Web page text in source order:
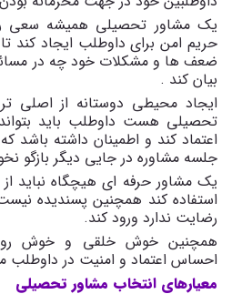
یک مشاور تحصیلی همیشه سعی
حریم امن برای داوطلب ایجاد کند
ضعف ها و مشکلات خود چه در
بیان کند .
ایجاد محیطی دوستانه از اصلی
تحصیلی هست داوطلب باید
اعتماد کند و اطمینان داشته باشد
جلسه مشاوره در جایی دیگر بازگو
یک مشاور حرفه ای هیچگاه نباید
استفاده کند همچنین پسندیده
رضایت ندارد ورود کند.
همچنین خوش خلقی و خوش
احساس اعتماد و امنیت در داوطلب
معیارهای انتخاب مشاور تحصیلی